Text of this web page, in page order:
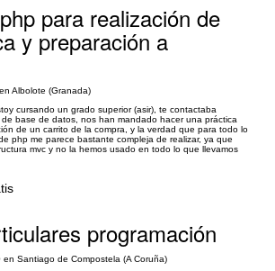
para realización de
y preparación a
Albolote (Granada)
cursando un grado superior (asir), te contactaba
base de datos, nos han mandado hacer una práctica
de un carrito de la compra, y la verdad que para todo lo
php me parece bastante compleja de realizar, ya que
mvc y no la hemos usado en todo lo que llevamos
programación
Santiago de Compostela (A Coruña)